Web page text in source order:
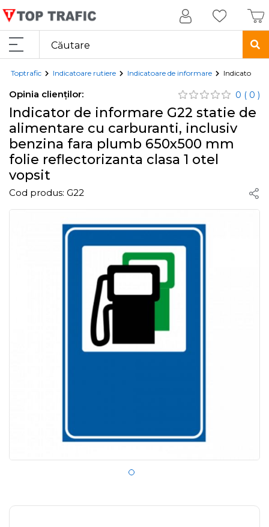
Toptrafic Indicatoare rutiere Indicatoare de informare Indicator de
Opinia clienților: 0 ( 0 )
Indicator de informare G22 statie de
alimentare cu carburanti, inclusiv
benzina fara plumb 650x500 mm
folie reflectorizanta clasa 1 otel
vopsit
Cod produs: G22